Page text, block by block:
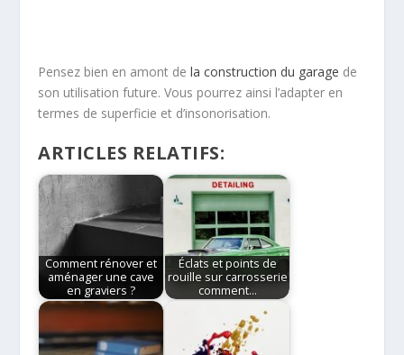
Pensez bien en amont dela construction du garage de
son utilisation future. Vous pourrez ainsi l’adapter en
termes de superficie et d’insonorisation.
ARTICLES RELATIFS:
Comment rénover et
aménager une cave
en graviers ?
Éclats et points de
rouille sur carrosserie
comment…